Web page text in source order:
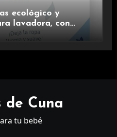
ecológico y
lavadora, con
y fragancia de
de Cuna
tu bebé